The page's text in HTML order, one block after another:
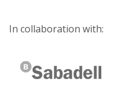
In collaboration with: